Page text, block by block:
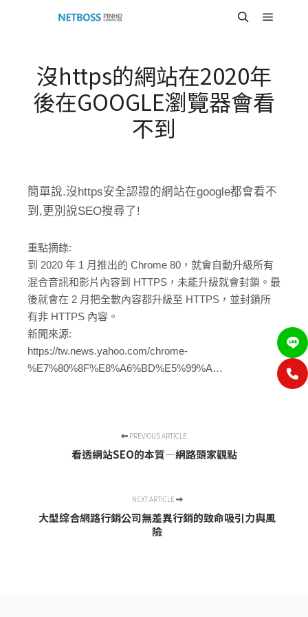
沒https的網站在2020年
後在GOOGLE瀏覽器會看
不到
簡單說.沒https安全認證的網站在google都會看不
到,更別說SEO搜尋了!
重點摘錄:
到 2020 年 1 月推出的 Chrome 80，就會自動升級所有
混合音訊和影片內容到 HTTPS，未能升級就會封鎖。最
後就會在 2 月把全數內容都升級至 HTTPS，並封鎖所
有非 HTTPS 內容。
新聞來源:
https://tw.news.yahoo.com/chrome-
%E7%80%8F%E8%A6%BD%E5%99%A…
PREVIOUS ARTICLE
看透網站SEO的本質—網路頭家觀點
NEXT ARTICLE
大型綜合網路行銷公司無差異行銷的致命吸引力與風
險